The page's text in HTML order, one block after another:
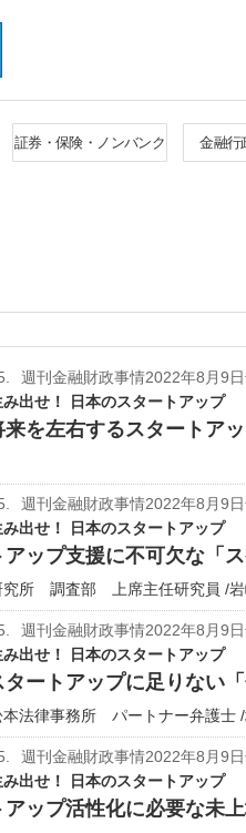
証券・保険・ノンバンク 金融行
週刊金融財政事情2022年8月9
み出せ！ 日本のスタートアップ
来を左右するスタートア
週刊金融財政事情2022年8月9
み出せ！ 日本のスタートアップ
アップ支援に不可欠な「
究所 調査部 上席主任研究員 /岩
週刊金融財政事情2022年8月9
み出せ！ 日本のスタートアップ
ートアップに足りない
本法律事務所 パートナー弁護士
週刊金融財政事情2022年8月9
み出せ！ 日本のスタートアップ
アップ活性化に必要な未